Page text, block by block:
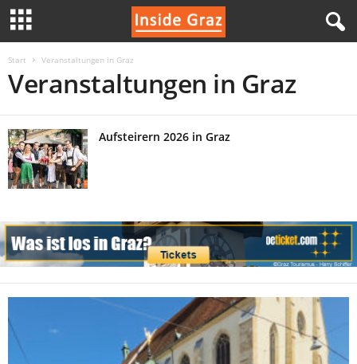
e
G
Start Veranstaltungen in Graz
Veranstaltungen in Graz
Aufsteirern 2026 in Graz